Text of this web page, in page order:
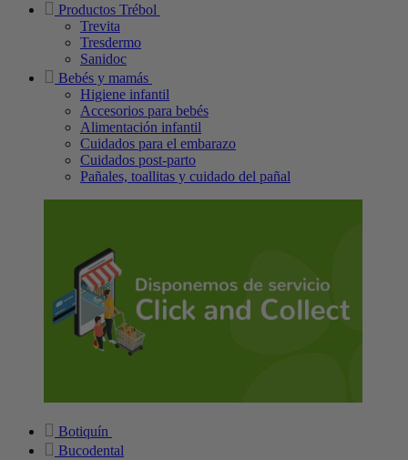
Productos Trébol
Trevita
Tresdermo
Sanidoc
Bebés y mamás
Higiene infantil
Accesorios para bebés
Alimentación infantil
Cuidados para el embarazo
Cuidados post-parto
Pañales, toallitas y cuidado del pañal
Botiquín
Bucodental